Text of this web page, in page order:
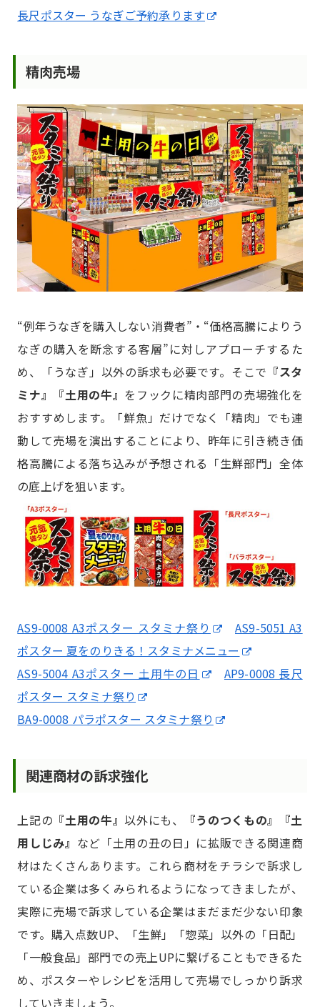
長尺ポスター うなぎご予約承ります
精肉売場
“例年うなぎを購入しない消費者”・“価格高騰によりう
なぎの購入を断念する客層”に対しアプローチするた
め、「うなぎ」以外の訴求も必要です。そこで 『スタ
ミナ』『土用の牛』 をフックに精肉部門の売場強化を
おすすめします。「鮮魚」だけでなく「精肉」でも連
動して売場を演出することにより、昨年に引き続き価
格高騰による落ち込みが予想される「生鮮部門」全体
の底上げを狙います。
AS9-0008 A3ポスター スタミナ祭り
AS9-5051 A3
ポスター 夏をのりきる！スタミナメニュー
AS9-5004 A3ポスター 土用牛の日
AP9-0008 長尺
ポスター スタミナ祭り
BA9-0008 パラポスター スタミナ祭り
関連商材の訴求強化
上記の 『土用の牛』 以外にも、
『うのつくもの』『土
用しじみ』 など「土用の丑の日」に拡販できる関連商
材はたくさんあります。これら商材をチラシで訴求し
ている企業は多くみられるようになってきましたが、
実際に売場で訴求している企業はまだまだ少ない印象
です。購入点数UP、「生鮮」「惣菜」以外の「日配」
「一般食品」部門での売上UPに繋げることもできるた
め、ポスターやレシピを活用して売場でしっかり訴求
していきましょう。